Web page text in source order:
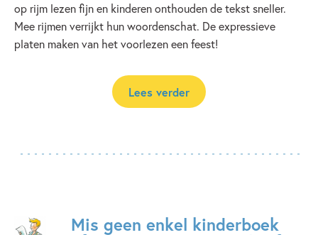
op rijm lezen fijn en kinderen onthouden de tekst sneller.
Mee rijmen verrijkt hun woordenschat. De expressieve
platen maken van het voorlezen een feest!
Lees verder
Mis geen enkel kinderboek